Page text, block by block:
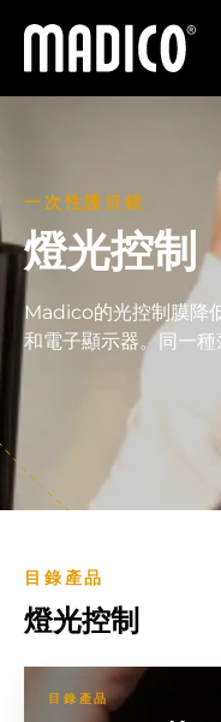
馬迪科
一次性護目鏡
燈光控制
Madico的光控制膜降
和電子顯示器。同一種
目錄產品
燈光控制
目錄產品